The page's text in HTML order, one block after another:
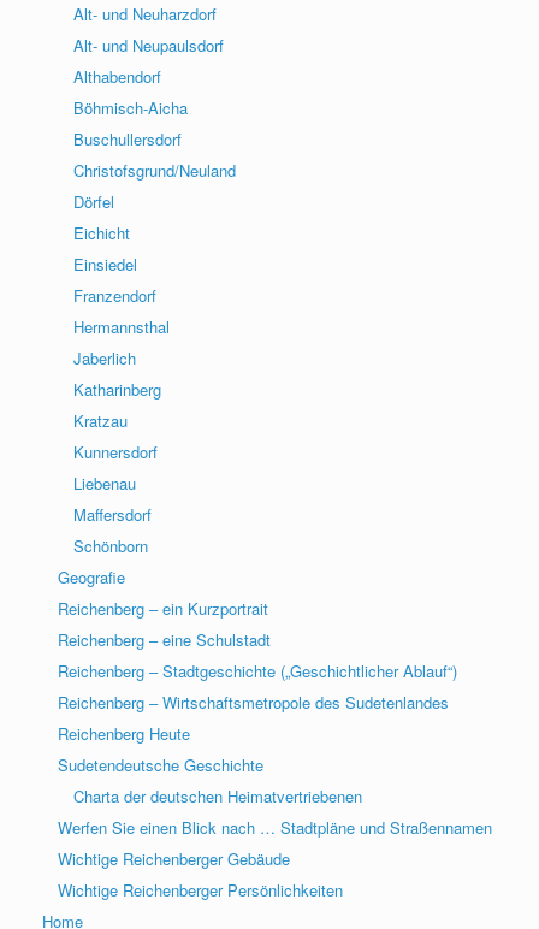
Alt- und Neuharzdorf
Alt- und Neupaulsdorf
Althabendorf
Böhmisch-Aicha
Buschullersdorf
Christofsgrund/Neuland
Dörfel
Eichicht
Einsiedel
Franzendorf
Hermannsthal
Jaberlich
Katharinberg
Kratzau
Kunnersdorf
Liebenau
Maffersdorf
Schönborn
Geografie
Reichenberg – ein Kurzportrait
Reichenberg – eine Schulstadt
Reichenberg – Stadtgeschichte („Geschichtlicher Ablauf“)
Reichenberg – Wirtschaftsmetropole des Sudetenlandes
Reichenberg Heute
Sudetendeutsche Geschichte
Charta der deutschen Heimatvertriebenen
Werfen Sie einen Blick nach … Stadtpläne und Straßennamen
Wichtige Reichenberger Gebäude
Wichtige Reichenberger Persönlichkeiten
Home